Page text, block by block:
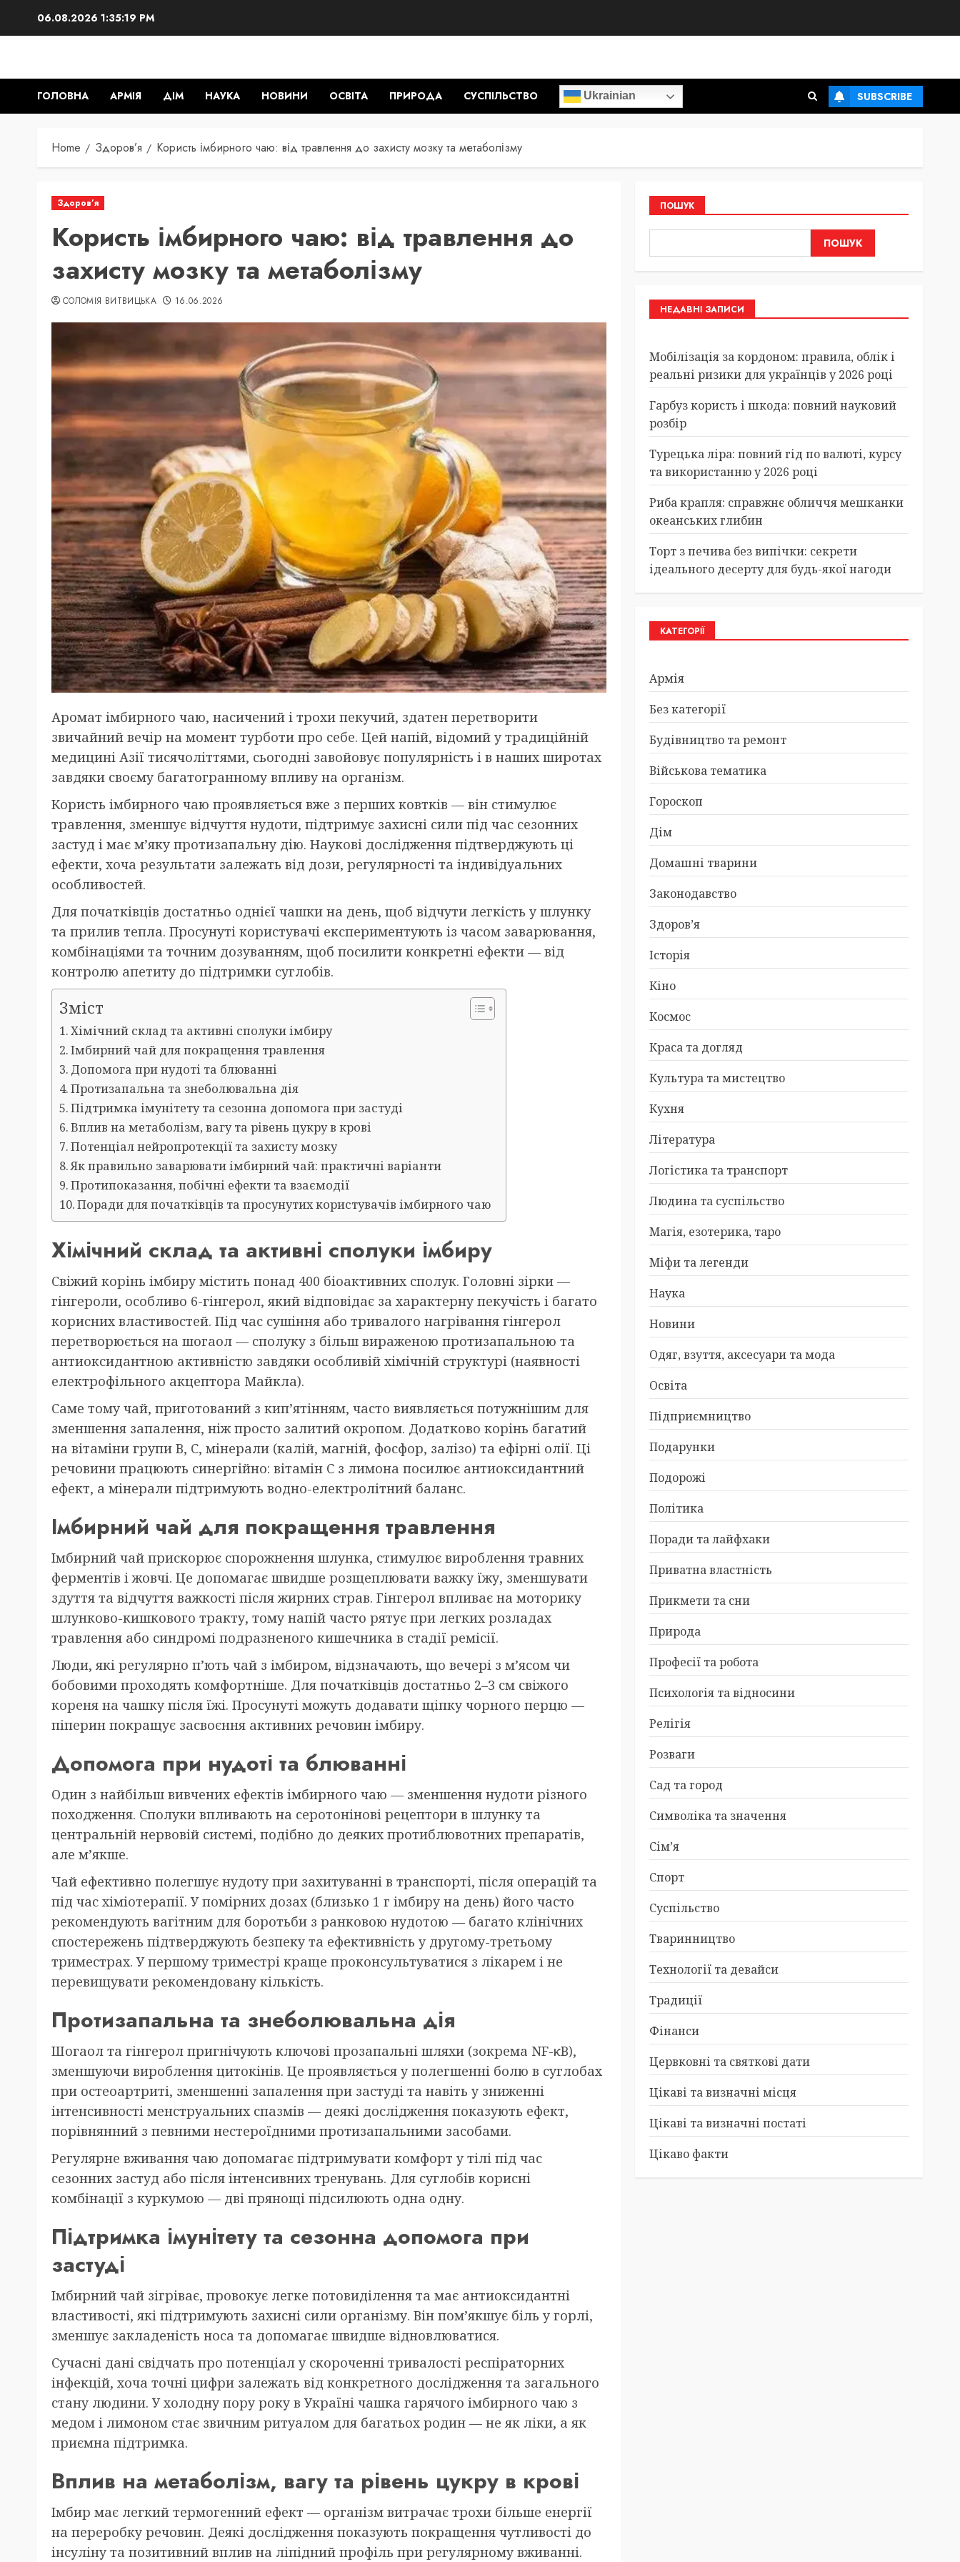
06.08.2026 1:35:21 PM
ГОЛОВНА АРМІЯ ДІМ НАУКА НОВИНИ ОСВІТА ПРИРОДА СУСПІЛЬСТВО Ukrainian SUBSCRIBE
Home Здоров’я Користь імбирного чаю: від травлення до захисту мозку та метаболізму
Здоров’я
Користь імбирного чаю: від травлення до
захисту мозку та метаболізму
СОЛОМІЯ ВИТВИЦЬКА 16.06.2026
Аромат імбирного чаю, насичений і трохи пекучий, здатен перетворити
звичайний вечір на момент турботи про себе. Цей напій, відомий у традиційній
медицині Азії тисячоліттями, сьогодні завойовує популярність і в наших широтах
завдяки своєму багатогранному впливу на організм.
Користь імбирного чаю проявляється вже з перших ковтків — він стимулює
травлення, зменшує відчуття нудоти, підтримує захисні сили під час сезонних
застуд і має м’яку протизапальну дію. Наукові дослідження підтверджують ці
ефекти, хоча результати залежать від дози, регулярності та індивідуальних
особливостей.
Для початківців достатньо однієї чашки на день, щоб відчути легкість у шлунку
та прилив тепла. Просунуті користувачі експериментують із часом заварювання,
комбінаціями та точним дозуванням, щоб посилити конкретні ефекти — від
контролю апетиту до підтримки суглобів.
Зміст
Хімічний склад та активні сполуки імбиру
Імбирний чай для покращення травлення
Допомога при нудоті та блюванні
Протизапальна та знеболювальна дія
Підтримка імунітету та сезонна допомога при застуді
Вплив на метаболізм, вагу та рівень цукру в крові
Потенціал нейропротекції та захисту мозку
Як правильно заварювати імбирний чай: практичні варіанти
Протипоказання, побічні ефекти та взаємодії
Поради для початківців та просунутих користувачів імбирного чаю
Хімічний склад та активні сполуки імбиру
Свіжий корінь імбиру містить понад 400 біоактивних сполук. Головні зірки —
гінгероли, особливо 6-гінгерол, який відповідає за характерну пекучість і багато
корисних властивостей. Під час сушіння або тривалого нагрівання гінгерол
перетворюється на шогаол — сполуку з більш вираженою протизапальною та
антиоксидантною активністю завдяки особливій хімічній структурі (наявності
електрофільного акцептора Майкла).
Саме тому чай, приготований з кип’ятінням, часто виявляється потужнішим для
зменшення запалення, ніж просто залитий окропом. Додатково корінь багатий
на вітаміни групи B, C, мінерали (калій, магній, фосфор, залізо) та ефірні олії. Ці
речовини працюють синергійно: вітамін C з лимона посилює антиоксидантний
ефект, а мінерали підтримують водно-електролітний баланс.
Імбирний чай для покращення травлення
Імбирний чай прискорює спорожнення шлунка, стимулює вироблення травних
ферментів і жовчі. Це допомагає швидше розщеплювати важку їжу, зменшувати
здуття та відчуття важкості після жирних страв. Гінгерол впливає на моторику
шлунково-кишкового тракту, тому напій часто рятує при легких розладах
травлення або синдромі подразненого кишечника в стадії ремісії.
Люди, які регулярно п’ють чай з імбиром, відзначають, що вечері з м’ясом чи
бобовими проходять комфортніше. Для початківців достатньо 2–3 см свіжого
кореня на чашку після їжі. Просунуті можуть додавати щіпку чорного перцю —
піперин покращує засвоєння активних речовин імбиру.
Допомога при нудоті та блюванні
Один з найбільш вивчених ефектів імбирного чаю — зменшення нудоти різного
походження. Сполуки впливають на серотонінові рецептори в шлунку та
центральній нервовій системі, подібно до деяких протиблювотних препаратів,
але м’якше.
Чай ефективно полегшує нудоту при захитуванні в транспорті, після операцій та
під час хіміотерапії. У помірних дозах (близько 1 г імбиру на день) його часто
рекомендують вагітним для боротьби з ранковою нудотою — багато клінічних
спостережень підтверджують безпеку та ефективність у другому-третьому
триместрах. У першому триместрі краще проконсультуватися з лікарем і не
перевищувати рекомендовану кількість.
Протизапальна та знеболювальна дія
Шогаол та гінгерол пригнічують ключові прозапальні шляхи (зокрема NF-κB),
зменшуючи вироблення цитокінів. Це проявляється у полегшенні болю в суглобах
при остеоартриті, зменшенні запалення при застуді та навіть у зниженні
інтенсивності менструальних спазмів — деякі дослідження показують ефект,
порівнянний з певними нестероїдними протизапальними засобами.
Регулярне вживання чаю допомагає підтримувати комфорт у тілі під час
сезонних застуд або після інтенсивних тренувань. Для суглобів корисні
комбінації з куркумою — дві прянощі підсилюють одна одну.
Підтримка імунітету та сезонна допомога при
застуді
Імбирний чай зігріває, провокує легке потовиділення та має антиоксидантні
властивості, які підтримують захисні сили організму. Він пом’якшує біль у горлі,
зменшує закладеність носа та допомагає швидше відновлюватися.
Сучасні дані свідчать про потенціал у скороченні тривалості респіраторних
інфекцій, хоча точні цифри залежать від конкретного дослідження та загального
стану людини. У холодну пору року в Україні чашка гарячого імбирного чаю з
медом і лимоном стає звичним ритуалом для багатьох родин — не як ліки, а як
приємна підтримка.
Вплив на метаболізм, вагу та рівень цукру в крові
Імбир має легкий термогенний ефект — організм витрачає трохи більше енергії
на переробку речовин. Деякі дослідження показують покращення чутливості до
інсуліну та позитивний вплив на ліпідний профіль при регулярному вживанні.
ПОШУК
ПОШУК
НЕДАВНІ ЗАПИСИ
Мобілізація за кордоном: правила, облік і
реальні ризики для українців у 2026 році
Гарбуз користь і шкода: повний науковий
розбір
Турецька ліра: повний гід по валюті, курсу
та використанню у 2026 році
Риба крапля: справжнє обличчя мешканки
океанських глибин
Торт з печива без випічки: секрети
ідеального десерту для будь-якої нагоди
КАТЕГОРІЇ
Армія
Без категорії
Будівництво та ремонт
Військова тематика
Гороскоп
Дім
Домашні тварини
Законодавство
Здоров’я
Історія
Кіно
Космос
Краса та догляд
Культура та мистецтво
Кухня
Література
Логістика та транспорт
Людина та суспільство
Магія, езотерика, таро
Міфи та легенди
Наука
Новини
Одяг, взуття, аксесуари та мода
Освіта
Підприємництво
Подарунки
Подорожі
Політика
Поради та лайфхаки
Приватна властність
Прикмети та сни
Природа
Професії та робота
Психологія та відносини
Релігія
Розваги
Сад та город
Символіка та значення
Сім’я
Спорт
Суспільство
Тваринництво
Технології та девайси
Традиції
Фінанси
Цервковні та святкові дати
Цікаві та визначні місця
Цікаві та визначні постаті
Цікаво факти